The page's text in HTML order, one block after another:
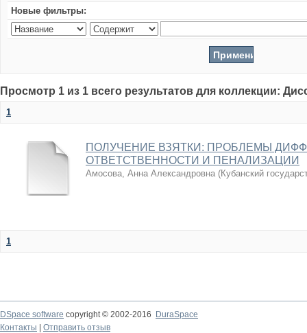
Новые фильтры:
Просмотр 1 из 1 всего результатов для коллекции:
1
ПОЛУЧЕНИЕ ВЗЯТКИ: ПРОБЛЕМЫ
ОТВЕТСТВЕННОСТИ И ПЕНАЛИЗАЦИИ
Амосова, Анна Александровна (Кубанский
1
DSpace software copyright © 2002-2016
DuraSpace
Контакты
Отправить отзыв